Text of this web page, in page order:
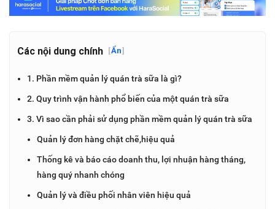
Các nội dung chính [Ẩn]
1. Phần mềm quản lý quán trà sữa là gì?
2. Quy trình vận hành phổ biến của một quán trà sữa
3. Vì sao cần phải sử dụng phần mềm quản lý quán trà sữa
Quản lý đơn hàng chặt chẽ,hiệu quả
Thống kê và báo cáo doanh thu, lợi nhuận hàng tháng,
hàng quý nhanh chóng
Quản lý và điều phối nhân viên hiệu quả